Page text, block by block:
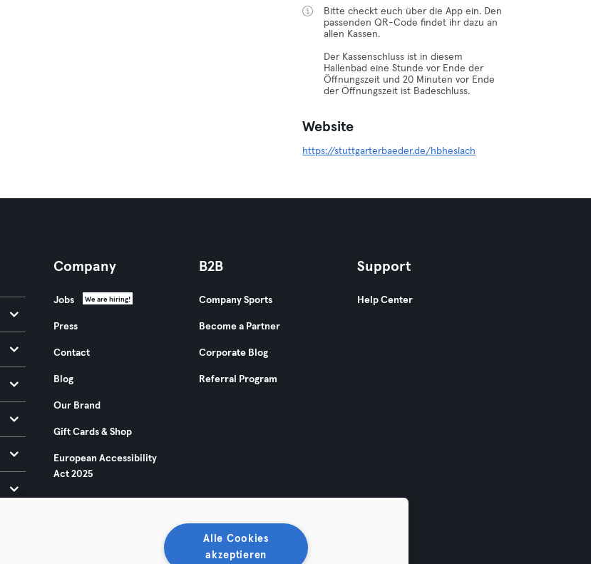
Bitte checkt euch über die App ein. Den
passenden QR-Code findet ihr dazu an
allen Kassen.
Der Kassenschluss ist in diesem
Hallenbad eine Stunde vor Ende der
Öffnungszeit und 20 Minuten vor Ende
der Öffnungszeit ist Badeschluss.
Website
https://stuttgarterbaeder.de/hbheslach
Company
Jobs We are hiring!
Press
Contact
Blog
Our Brand
Gift Cards & Shop
European Accessibility
Act 2025
B2B
Company Sports
Become a Partner
Corporate Blog
Referral Program
Support
Help Center
Alle Cookies
akzeptieren